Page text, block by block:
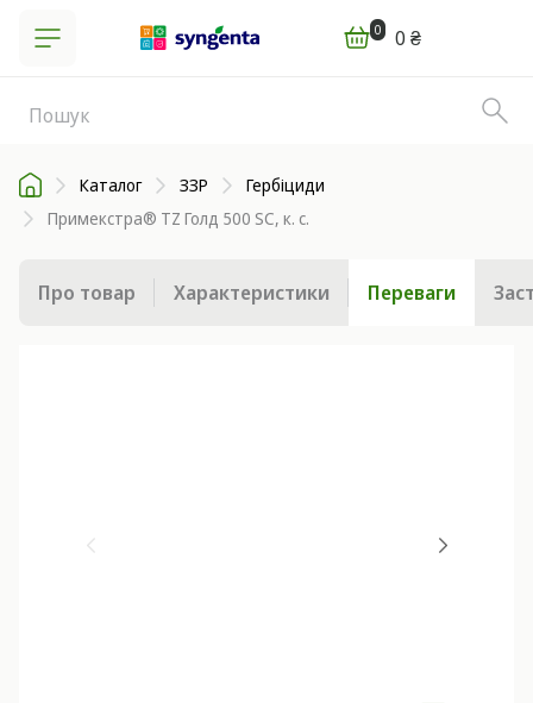
0 0 ₴
Каталог ЗЗР
Гербіциди
Примекстра® TZ Голд 500 SC, к. с.
Про товар Характеристики Переваги